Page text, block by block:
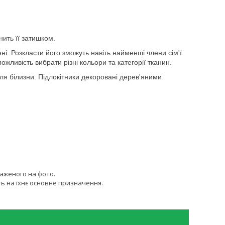
її затишком.
його зможуть навіть найменші члени сім'ї.
вибрати різні кольори та категорії тканин.
Підлокітники декоровані дерев'яними
на фото.
на їхнє основне призначення.